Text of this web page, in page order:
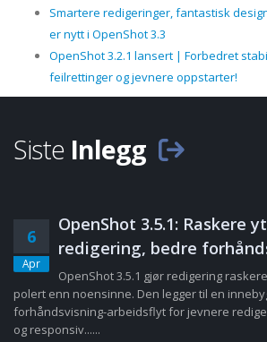
Smartere redigeringer, fantastisk
er nytt i OpenShot 3.3
OpenShot 3.2.1 lansert | Forbedret
feilrettinger og jevnere oppstarter!
Siste Inlegg
6
Apr
OpenShot 3.5.1: Raskere
redigering, bedre
OpenShot 3.5.1 gjør redigering
polert enn noensinne. Den legger til en
forhåndsvisning-arbeidsflyt for jevnere
og responsiv......